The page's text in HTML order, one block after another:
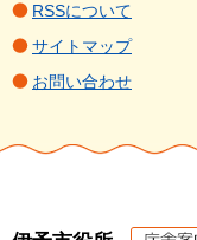
RSSについて
サイトマップ
お問い合わせ